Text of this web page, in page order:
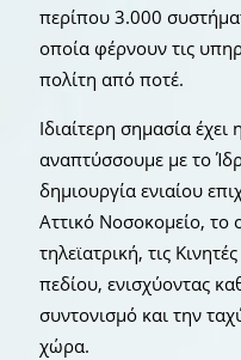
περίπου 3.000
οποία φέρνουν τις
πολίτη από ποτέ.
Ιδιαίτερη σημασία
αναπτύσσουμε με το
δημιουργία ενιαίου
Αττικό Νοσοκομείο, το
τηλεϊατρική, τις
πεδίου, ενισχύοντας
συντονισμό και την
χώρα.